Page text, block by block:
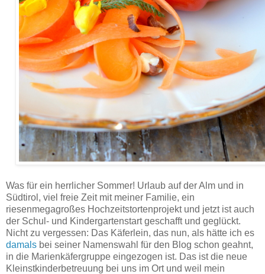
Was für ein herrlicher Sommer! Urlaub auf der Alm und in
Südtirol, viel freie Zeit mit meiner Familie, ein
riesenmegagroßes Hochzeitstortenprojekt und jetzt ist auch
der Schul- und Kindergartenstart geschafft und geglückt.
Nicht zu vergessen: Das Käferlein, das nun, als hätte ich es
damals bei seiner Namenswahl für den Blog schon geahnt,
in die Marienkäfergruppe eingezogen ist. Das ist die neue
Kleinstkinderbetreuung bei uns im Ort und weil mein